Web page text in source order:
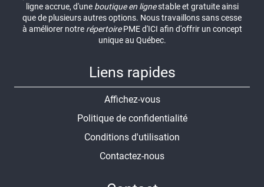
ligne accrue, d'une boutique en lignestable et gratuite ainsi
que de plusieurs autres options. Nous travaillons sans cesse
à améliorer notre répertoirePME d'ICI afin d'offrir un concept
unique au Québec.
Liens rapides
Affichez-vous
Politique de confidentialité
Conditions d'utilisation
Contactez-nous